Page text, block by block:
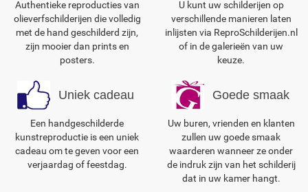
Authentieke reproducties van
olieverfschilderijen die volledig
met de hand geschilderd zijn,
zijn mooier dan prints en
posters.
U kunt uw schilderijen op
verschillende manieren laten
inlijsten via ReproSchilderijen.nl
of in de galerieën van uw
keuze.
Uniek cadeau
Een handgeschilderde
kunstreproductie is een uniek
cadeau om te geven voor een
verjaardag of feestdag.
Goede smaak
Uw buren, vrienden en klanten
zullen uw goede smaak
waarderen wanneer ze onder
de indruk zijn van het schilderij
dat in uw kamer hangt.